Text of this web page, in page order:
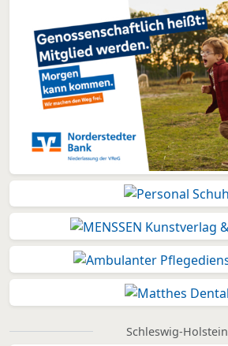
Schleswig-Holstein